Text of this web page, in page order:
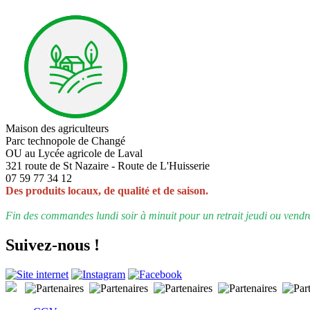
Maison des agriculteurs
Parc technopole de Changé
OU au Lycée agricole de Laval
321 route de St Nazaire - Route de L'Huisserie
07 59 77 34 12
Des produits locaux, de qualité et de saison.
Fin des commandes lundi soir à minuit pour un retrait jeudi ou
Suivez-nous !